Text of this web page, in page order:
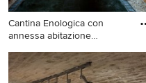
Cantina Enologica con
annessa abitazione